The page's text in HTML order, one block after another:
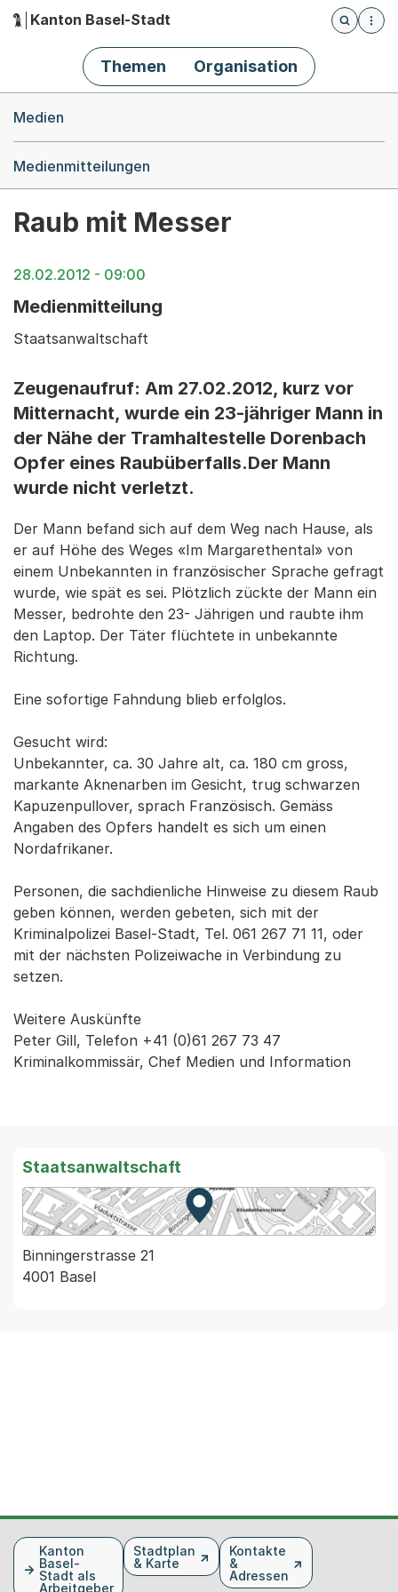
Hauptnavigation
Kanton Basel-Stadt
Öffnet
Themen Organisation
Medien
Medienmitteilungen
Raub mit Messer
28.02.2012 - 09:00
Medienmitteilung
Staatsanwaltschaft
Zeugenaufruf: Am 27.02.2012, kurz vor
Mitternacht, wurde ein 23-jähriger Mann in
der Nähe der Tramhaltestelle Dorenbach
Opfer eines Raubüberfalls.Der Mann
wurde nicht verletzt.
Der Mann befand sich auf dem Weg nach Hause, als
er auf Höhe des Weges «Im Margarethental» von
einem Unbekannten in französischer Sprache gefragt
wurde, wie spät es sei. Plötzlich zückte der Mann ein
Messer, bedrohte den 23- Jährigen und raubte ihm
den Laptop. Der Täter flüchtete in unbekannte
Richtung.
Eine sofortige Fahndung blieb erfolglos.
Gesucht wird:
Unbekannter, ca. 30 Jahre alt, ca. 180 cm gross,
markante Aknenarben im Gesicht, trug schwarzen
Kapuzenpullover, sprach Französisch. Gemäss
Angaben des Opfers handelt es sich um einen
Nordafrikaner.
Personen, die sachdienliche Hinweise zu diesem Raub
geben können, werden gebeten, sich mit der
Kriminalpolizei Basel-Stadt, Tel. 061 267 71 11, oder
mit der nächsten Polizeiwache in Verbindung zu
setzen.
Weitere Auskünfte
Peter Gill, Telefon +41 (0)61 267 73 47
Kriminalkommissär, Chef Medien und Information
Staatsanwaltschaft
Zur Karte von MapBS.
Externer Link, wird in einem
Binningerstrasse 21
4001 Basel
FusszeileKanton
Basel-
Stadt als
Arbeitgeber
Stadtplan
& Karte
Kontakte
&
Adressen